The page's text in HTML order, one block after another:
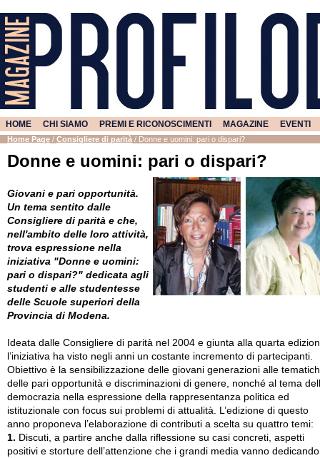
HOME CHI SIAMO PREMI E RICONOSCIMENTI MAGAZINE EVENTI
Home Page / Consigliere di parità / Donne e uomini: pari o dispari?
Donne e uomini: pari o dispari?
Giovani e pari opportunità.
Un tema sentito dalle
Consigliere di parità e che,
nell'ambito delle loro attività,
trova espressione nella
iniziativa "Donne e uomini:
pari o dispari?" dedicata agli
studenti e alle studentesse
delle Scuole superiori della
Provincia di Modena.
Ideata dalle Consigliere di parità nel 2004 e giunta alla quarta
l’iniziativa ha visto negli anni un costante incremento di partecipanti.
Obiettivo è la sensibilizzazione delle giovani generazioni alle
delle pari opportunità e discriminazioni di genere, nonché al tema
democrazia nella espressione della rappresentanza politica ed
istituzionale con focus sui problemi di attualità. L’edizione di questo
anno proponeva l’elaborazione di contributi a scelta su quattro temi:
1. Discuti, a partire anche dalla riflessione su casi concreti, aspetti
positivi e storture dell’attenzione che i grandi media vanno